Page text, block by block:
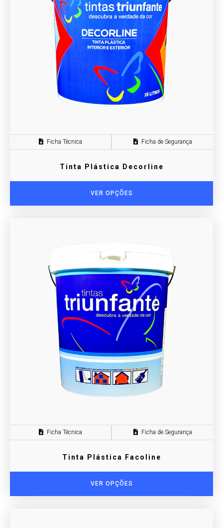
Ficha Técnica Ficha de Segurança
Tinta Plástica Decorline
VER OPÇÕES
Ficha Técnica Ficha de Segurança
Tinta Plástica Facoline
VER OPÇÕES